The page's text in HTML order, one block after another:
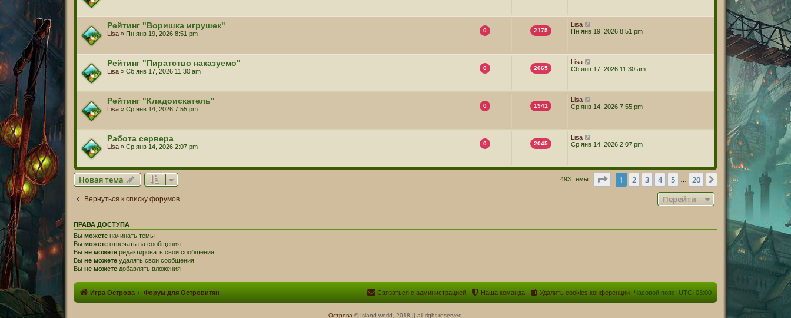
Рейтинг "Воришка игрушек"
Lisa» Пн янв 19, 2026 8:51 pm 0 2175
Lisa
Пн янв 19, 2026 8:51 pm
Рейтинг "Пиратство наказуемо"
Lisa» Сб янв 17, 2026 11:30 am 0 2065
Lisa
Сб янв 17, 2026 11:30 am
Рейтинг "Кладоискатель"
Lisa» Ср янв 14, 2026 7:55 pm 0 1941
Lisa
Ср янв 14, 2026 7:55 pm
Работа сервера
Lisa» Ср янв 14, 2026 2:07 pm 0 2045
Lisa
Ср янв 14, 2026 2:07 pm
Новая тема 493 темы Страница1 из 20
1 2 3 4 5 20 След.
Вернуться к списку форумов Перейти
ПРАВА ДОСТУПА
Вы можетеначинать темы
Вы можетеотвечать на сообщения
Вы не можетередактировать свои сообщения
Вы не можетеудалять свои сообщения
Вы не можетедобавлять вложения
Игра Острова Форум для Островитян Часовой пояс: UTC+03:00
Удалить cookies конференции
Наша команда
Связаться с администрацией
Острова © Island world, 2018 || all right reserved